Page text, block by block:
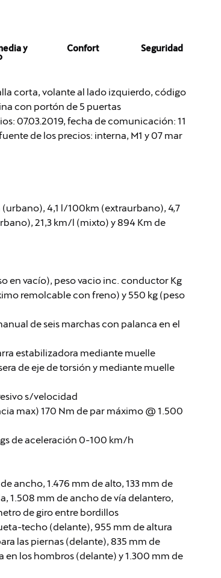
corta, volante al lado izquierdo, código
con portón de 5 puertas
07.03.2019, fecha de comunicación: 11
de los precios: interna, M1 y 07 mar
4,1 l/100km (extraurbano), 4,7
21,3 km/l (mixto) y 894 Km de
en vacío), peso vacio inc. conductor Kg
remolcable con freno) y 550 kg (peso
de seis marchas con palanca en el
estabilizadora mediante muelle
de eje de torsión y mediante muelle
s/velocidad
max) 170 Nm de par máximo @ 1.500
de aceleración 0-100 km/h
ancho, 1.476 mm de alto, 133 mm de
1.508 mm de ancho de vía delantero,
de giro entre bordillos
techo (delante), 955 mm de altura
las piernas (delante), 835 mm de
en los hombros (delante) y 1.300 mm de
y
Confort Seguridad